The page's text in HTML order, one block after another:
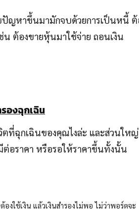
ปัญหาขึ้นมามักจบด้วยการเป็นหนี้ ต้
ต้องขายหุ้นมาใช้จ่าย ถอนเงิน
องฉุกเฉิน
ที่ฉุกเฉินของคุณไงล่ะ และส่วนใหญ่
ต่อราคา หรือรอให้ราคาขึ้นทั้งนั้น
องใช้เงิน แล้วเงินสำรองไม่พอ ไม่ว่าพอร์ตจะ